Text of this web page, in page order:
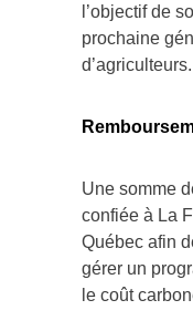
l’objectif de
prochaine
d’agriculteurs.
Une somme
confiée à La
Québec afin
gérer un
le coût